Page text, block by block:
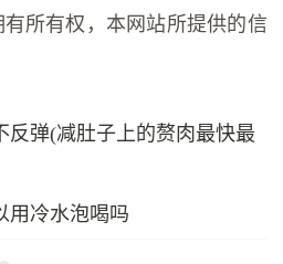
所有权，本网站所提供的信
反弹(减肚子上的赘肉最快最
用冷水泡喝吗